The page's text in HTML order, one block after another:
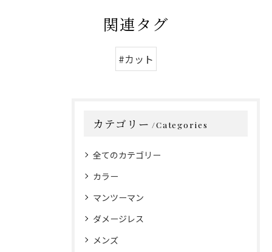
関連タグ
#カット
カテゴリー Categories
全てのカテゴリー
カラー
マンツーマン
ダメージレス
メンズ